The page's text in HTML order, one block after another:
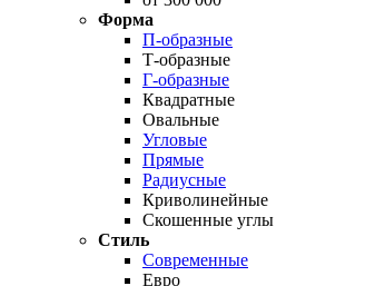
Форма
П-образные
Т-образные
Г-образные
Квадратные
Овальные
Угловые
Прямые
Радиусные
Криволинейные
Скошенные углы
Стиль
Современные
Евро